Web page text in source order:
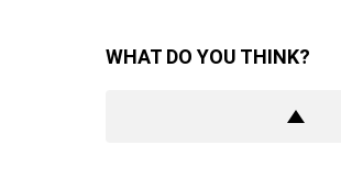
WHAT DO YOU THINK?